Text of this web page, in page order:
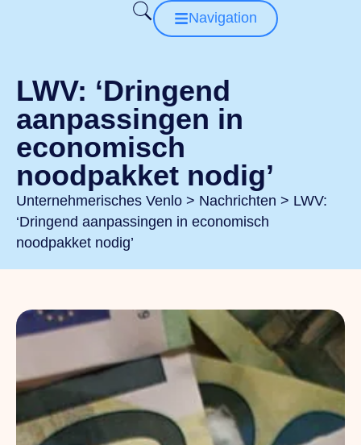
Navigation
LWV: ‘Dringend
aanpassingen in
economisch
noodpakket nodig’
Unternehmerisches Venlo > Nachrichten > LWV:
‘Dringend aanpassingen in economisch
noodpakket nodig’